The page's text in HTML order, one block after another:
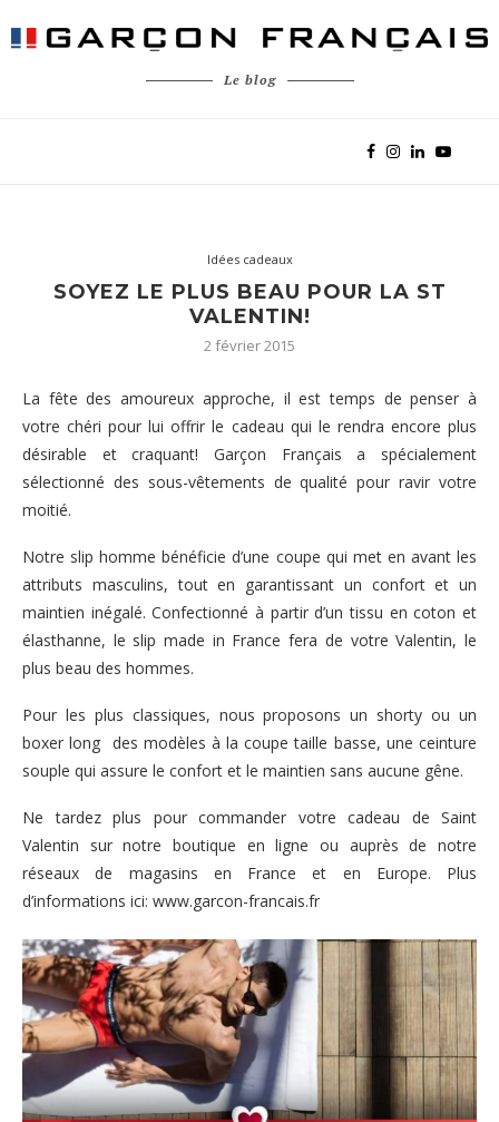
Le blog
Idées cadeaux
SOYEZ LE PLUS BEAU POUR LA ST
VALENTIN!
2 février 2015
La fête des amoureux approche, il est temps de penser à
votre chéri pour lui offrir le cadeau qui le rendra encore plus
désirable et craquant! Garçon Français a spécialement
sélectionné des sous-vêtements de qualité pour ravir votre
moitié.
Notre slip homme bénéficie d’une coupe qui met en avant les
attributs masculins, tout en garantissant un confort et un
maintien inégalé. Confectionné à partir d’un tissu en coton et
élasthanne, le slip made in France fera de votre Valentin, le
plus beau des hommes.
Pour les plus classiques, nous proposons un shorty ou un
boxer long des modèles à la coupe taille basse, une ceinture
souple qui assure le confort et le maintien sans aucune gêne.
Ne tardez plus pour commander votre cadeau de Saint
Valentin sur notre boutique en ligne ou auprès de notre
réseaux de magasins en France et en Europe. Plus
d’informations ici: www.garcon-francais.fr